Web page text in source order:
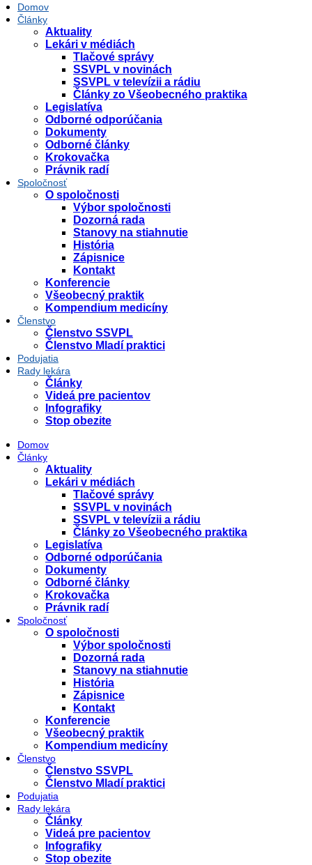
Domov
Články
Aktuality
Lekári v médiách
Tlačové správy
SSVPL v novinách
SSVPL v televízii a rádiu
Články zo Všeobecného praktika
Legislatíva
Odborné odporúčania
Dokumenty
Odborné články
Krokovačka
Právnik radí
Spoločnosť
O spoločnosti
Výbor spoločnosti
Dozorná rada
Stanovy na stiahnutie
História
Zápisnice
Kontakt
Konferencie
Všeobecný praktik
Kompendium medicíny
Členstvo
Členstvo SSVPL
Členstvo Mladí praktici
Podujatia
Rady lekára
Články
Videá pre pacientov
Infografiky
Stop obezite
Domov
Články
Aktuality
Lekári v médiách
Tlačové správy
SSVPL v novinách
SSVPL v televízii a rádiu
Články zo Všeobecného praktika
Legislatíva
Odborné odporúčania
Dokumenty
Odborné články
Krokovačka
Právnik radí
Spoločnosť
O spoločnosti
Výbor spoločnosti
Dozorná rada
Stanovy na stiahnutie
História
Zápisnice
Kontakt
Konferencie
Všeobecný praktik
Kompendium medicíny
Členstvo
Členstvo SSVPL
Členstvo Mladí praktici
Podujatia
Rady lekára
Články
Videá pre pacientov
Infografiky
Stop obezite